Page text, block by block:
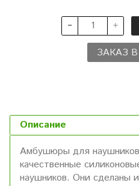
ЗАКАЗ
Описание
Амбушюры для
качественные
наушников. Они сделаны